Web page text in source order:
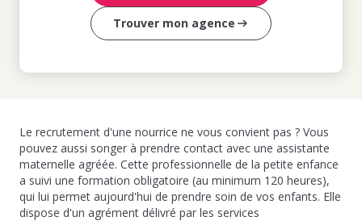
Trouver mon agence
Le recrutement d'une nourrice ne vous convient pas ? Vous
pouvez aussi songer à prendre contact avec une assistante
maternelle agréée. Cette professionnelle de la petite enfance
a suivi une formation obligatoire (au minimum 120 heures),
qui lui permet aujourd'hui de prendre soin de vos enfants. Elle
dispose d'un agrément délivré par les services